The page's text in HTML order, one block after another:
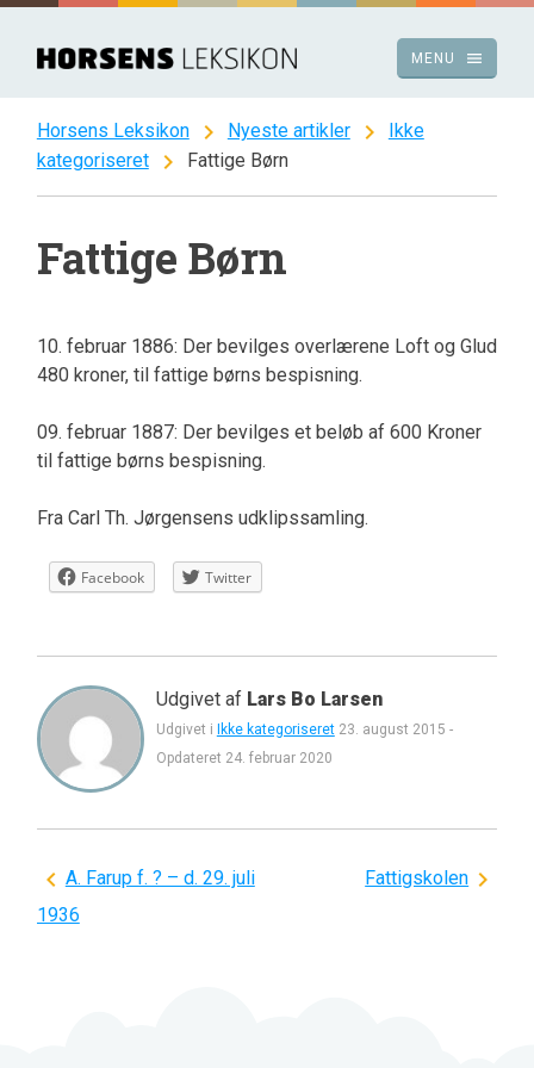
Spring
indhold
menu
MENU
Horsens Leksikon chevron_right Nyeste artikler chevron_right
Ikke
kategoriseret
chevron_right Fattige Børn
Fattige Børn
10. februar 1886: Der bevilges overlærene Loft og Glud
480 kroner, til fattige børns bespisning.
09. februar 1887: Der bevilges et beløb af 600 Kroner
til fattige børns bespisning.
Fra Carl Th. Jørgensens udklipssamling.
Facebook Twitter
Udgivet af Lars Bo Larsen
Udgivet i Ikke kategoriseret 23. august 2015 -
Opdateret 24. februar 2020
Indlægsnavigation
A. Farup f. ? – d. 29. juli
1936
Fattigskolen